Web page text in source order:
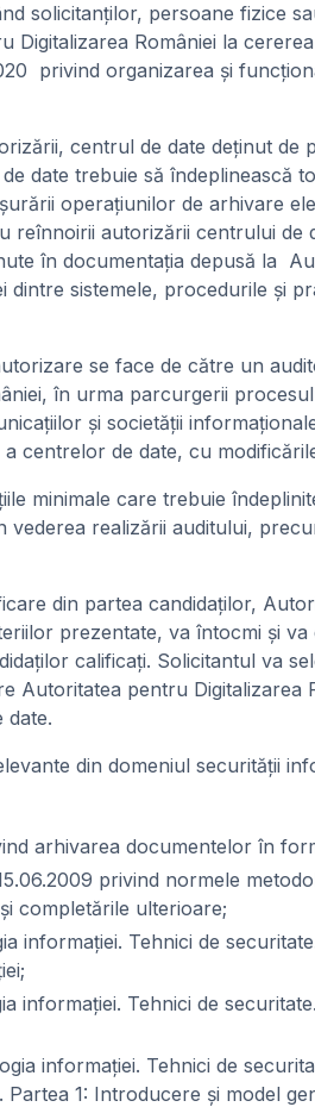
solicitanţilor, persoane fizice
Digitalizarea României la
privind organizarea și
centrul de date deţinut de
date trebuie să îndeplinească
operaţiunilor de arhivare
reînnoirii autorizării centrului de
în documentaţia depusă la
dintre sistemele, procedurile şi
se face de către un
în urma parcurgerii
şi societăţii
centrelor de date, cu
minimale care trebuie
vederea realizării auditului,
din partea candidaţilor,
prezentate, va întocmi şi
calificaţi. Solicitantul va
Autoritatea pentru Digitalizarea
date.
din domeniul securităţii
arhivarea documentelor în
privind normele
completările ulterioare;
informaţiei. Tehnici de
informaţiei. Tehnici de
informaţiei. Tehnici de
1: Introducere şi model